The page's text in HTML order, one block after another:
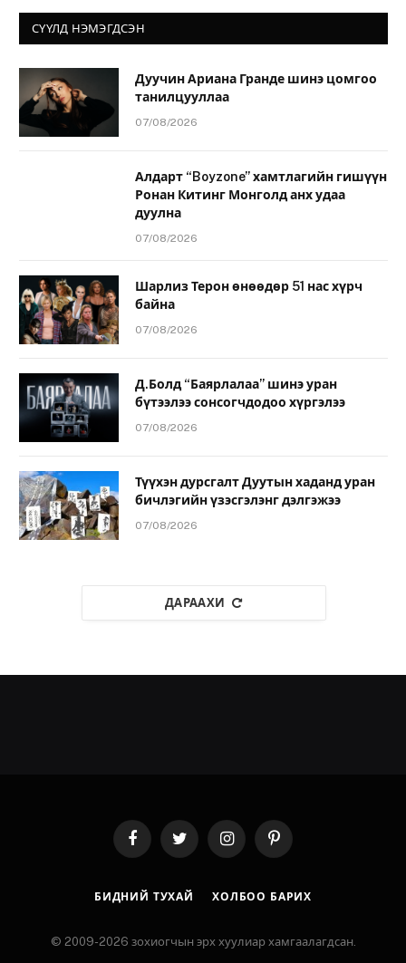
СҮҮЛД НЭМЭГДСЭН
Дуучин Ариана Гранде шинэ цомгоо
танилцууллаа
07/08/2026
Алдарт “Boyzone” хамтлагийн гишүүн
Ронан Китинг Монголд анх удаа
дуулна
07/08/2026
Шарлиз Терон өнөөдөр 51 нас хүрч
байна
07/08/2026
Д.Болд “Баярлалаа” шинэ уран
бүтээлээ сонсогчдодоо хүргэлээ
07/08/2026
Түүхэн дурсгалт Дуутын хаданд уран
бичлэгийн үзэсгэлэнг дэлгэжээ
07/08/2026
ДАРААХИ
FacebookTwitter InstagramPinterest
БИДНИЙ ТУХАЙ ХОЛБОО БАРИХ
© 2009-2026 зохиогчын эрх хуулиар хамгаалагдсан.